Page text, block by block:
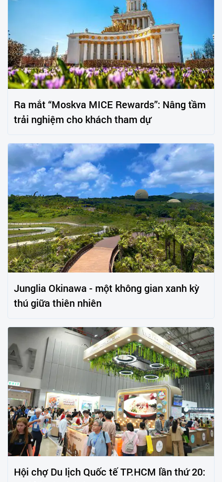
Ra mắt “Moskva MICE Rewards”: Nâng tầm
trải nghiệm cho khách tham dự
Junglia Okinawa - một không gian xanh kỳ
thú giữa thiên nhiên
Hội chợ Du lịch Quốc tế TP.HCM lần thứ 20: